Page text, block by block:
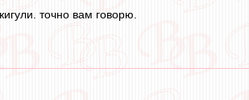
точно вам говорю.